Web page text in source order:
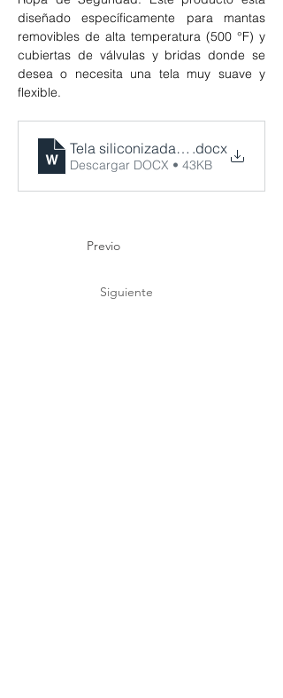
diseñado específicamente para mantas
removibles de alta temperatura (500 °F) y
cubiertas de válvulas y bridas donde se
desea o necesita una tela muy suave y
flexible.
Tela siliconizada roja.docx
Descargar DOCX • 43KB
Previo
Siguiente